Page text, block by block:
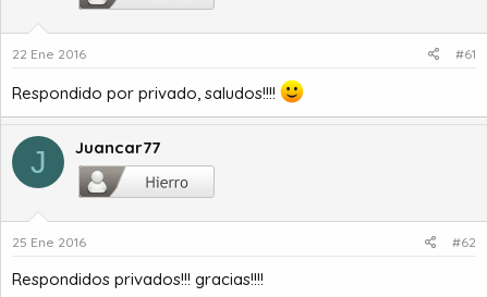
e
t
m
a
d
e
i
c
o
22 Ene 2016 #61
Respondido por privado, saludos!!!!
J Juancar77
25 Ene 2016 #62
Respondidos privados!!! gracias!!!!